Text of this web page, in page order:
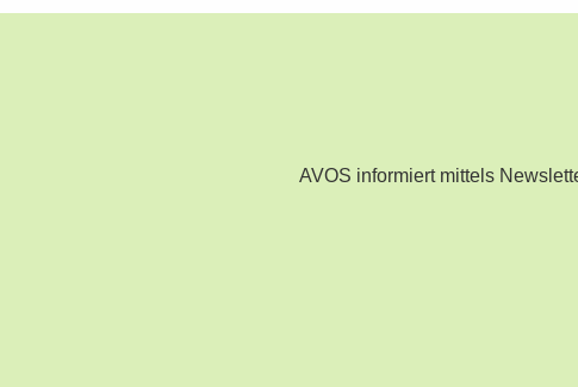
AVOS informiert mittels